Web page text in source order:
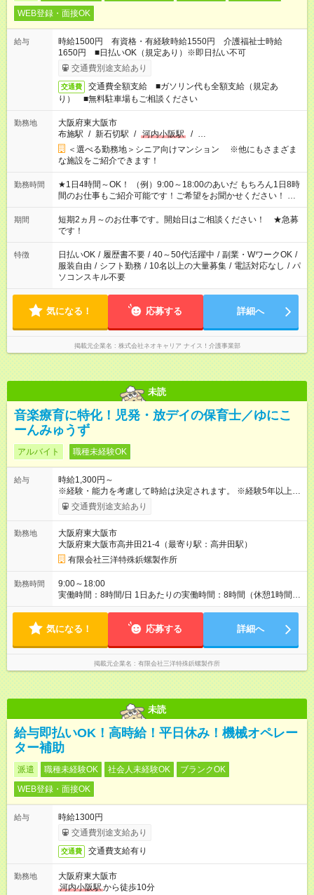
WEB登録・面接OK
給与
時給1500円 有資格・有経験時給1550円 介護福祉士時給
1650円 ■日払いOK（規定あり）※即日払い不可
交通費別途支給あり
交通費
交通費全額支給 ■ガソリン代も全額支給（規定あ
り） ■無料駐車場もご相談ください
勤務地
大阪府東大阪市
布施駅 / 新石切駅 / 河内小阪駅 / …
＜選べる勤務地＞シニア向けマンション ※他にもさまざま
な施設をご紹介できます！
勤務時間
★1日4時間～OK！ （例）9:00～18:00のあいだ もちろん1日8時
間のお仕事もご紹介可能です！ご希望をお聞かせください！ ★
家庭の都合でお休みが必要な場合も遠慮なくご相談ください。
※週最低15時間以上の勤務が必要です
期間
短期2ヵ月～のお仕事です。開始日はご相談ください！ ★急募
です！
特徴 日払いOK / 履歴書不要 / 40～50代活躍中 / 副業・WワークOK /
服装自由 / シフト勤務 / 10名以上の大量募集 / 電話対応なし / パ
ソコンスキル不要
気になる！ 応募する 詳細へ
掲載元企業名 株式会社ネオキャリア ナイス！介護事業部
未読
音楽療育に特化！児発・放デイの保育士／ゆにこ
ーんみゅうず
アルバイト 職種未経験OK
給与
時給1,300円～
※経験・能力を考慮して時給は決定されます。 ※経験5年以上の
場合、経験10年以上の場合、時給増額いたします。 【試用期
間】試用期間あり 試用期間の長さ：6ヶ月 雇用形態、給与は本
交通費別途支給あり
勤務地
大阪府東大阪市
大阪府東大阪市高井田21-4（最寄り駅：高井田駅）
有限会社三洋特殊鋲螺製作所
勤務時間
9:00～18:00
実働時間：8時間/日 1日あたりの実働時間：8時間（休憩1時間）
・9:00～18:00
気になる！ 応募する 詳細へ
掲載元企業名 有限会社三洋特殊鋲螺製作所
未読
給与即払いOK！高時給！平日休み！機械オペレー
ター補助
派遣 職種未経験OK 社会人未経験OK
ブランクOK
WEB登録・面接OK
給与
時給1300円
交通費別途支給あり
交通費 交通費支給有り
勤務地
大阪府東大阪市
河内小阪駅から徒歩10分